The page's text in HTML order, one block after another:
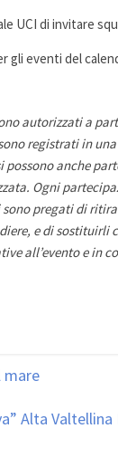
UCI di invitare
gli eventi del
autorizzati a
registrati in
possono anche
Ogni
sono pregati di
e di sostituirli
all’evento e in
mare
Alta